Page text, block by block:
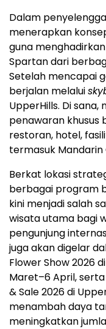
Dalam
menerapkan
guna
Spartan dari
Setelah mencapai
berjalan melalui
UpperHills. Di
penawaran khusus
restoran, hotel,
termasuk Mandarin
Berkat lokasi
berbagai program
kini menjadi salah
wisata utama bagi
pengunjung
juga akan digelar
Flower Show 2026
Maret–6 April,
& Sale 2026 di
menambah daya
meningkatkan